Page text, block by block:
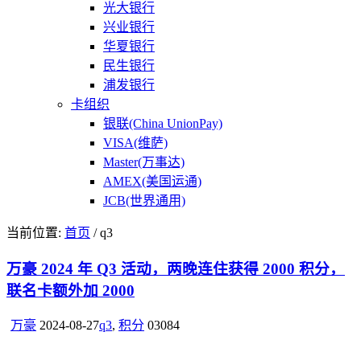
光大银行
兴业银行
华夏银行
民生银行
浦发银行
卡组织
银联(China UnionPay)
VISA(维萨)
Master(万事达)
AMEX(美国运通)
JCB(世界通用)
当前位置: 首页 / q3
万豪 2024 年 Q3 活动，两晚连住获得 2000 积分，
联名卡额外加 2000
万豪 2024-08-27q3, 积分 03084